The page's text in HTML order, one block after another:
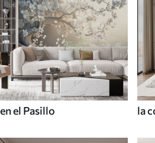
en el Pasillo la